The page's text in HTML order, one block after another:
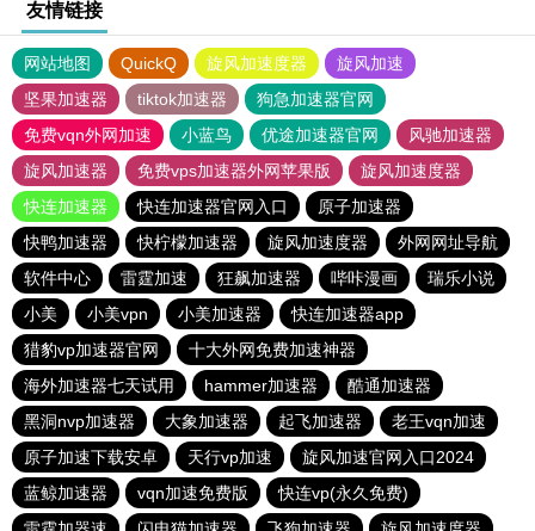
友情链接
网站地图 QuickQ 旋风加速度器
旋风加速
坚果加速器
tiktok加速器
狗急加速器官网
免费vqn外网加速
小蓝鸟 优途加速器官网
风驰加速器
旋风加速器
免费vps加速器外网苹果版
旋风加速度器
快连加速器
快连加速器官网入口
原子加速器
快鸭加速器
快柠檬加速器 旋风加速度器
外网网址导航
软件中心
雷霆加速 狂飙加速器 哔咔漫画
瑞乐小说
小美
小美vpn 小美加速器
快连加速器app
猎豹vp加速器官网
十大外网免费加速神器
海外加速器七天试用
hammer加速器
酷通加速器
黑洞nvp加速器
大象加速器 起飞加速器
老王vqn加速
原子加速下载安卓
天行vp加速
旋风加速官网入口2024
蓝鲸加速器
vqn加速免费版
快连vp(永久免费)